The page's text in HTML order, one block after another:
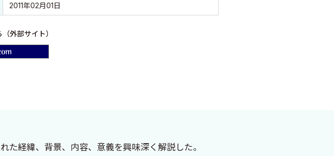
2011年02月01日
外部サイト）
経緯、背景、内容、意義を興味深く解説した。